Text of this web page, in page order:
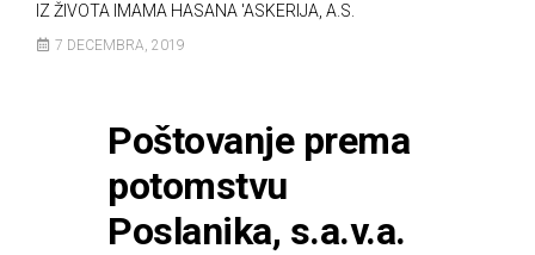
IZ ŽIVOTA IMAMA HASANA 'ASKERIJA, A.S.
7 DECEMBRA, 2019
Poštovanje prema
potomstvu
Poslanika, s.a.v.a.